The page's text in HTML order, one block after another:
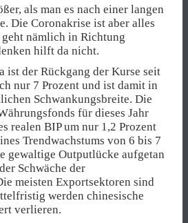
als man es nach einer langen
Die Coronakrise ist aber alles
geht nämlich in Richtung
hilft da nicht.
ist der Rückgang der Kurse seit
nur 7 Prozent und ist damit in
Schwankungsbreite. Die
für dieses Jahr
realen BIP um nur 1,2 Prozent
Trendwachstums von 6 bis 7
gewaltige Outputlücke aufgetan
Schwäche der
meisten Exportsektoren sind
werden chinesische
verlieren.